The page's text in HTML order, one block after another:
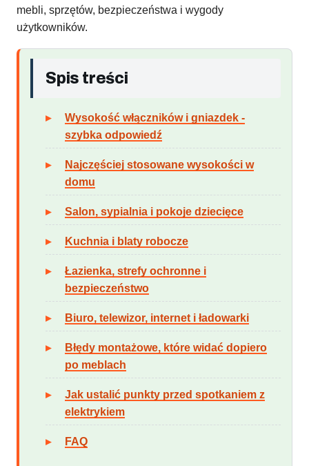
mebli, sprzętów, bezpieczeństwa i wygody
użytkowników.
Spis treści
Wysokość włączników i gniazdek -
szybka odpowiedź
Najczęściej stosowane wysokości w
domu
Salon, sypialnia i pokoje dziecięce
Kuchnia i blaty robocze
Łazienka, strefy ochronne i
bezpieczeństwo
Biuro, telewizor, internet i ładowarki
Błędy montażowe, które widać dopiero
po meblach
Jak ustalić punkty przed spotkaniem z
elektrykiem
FAQ